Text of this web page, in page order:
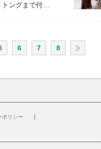
ングまで付…
6 7 8
ポリシー